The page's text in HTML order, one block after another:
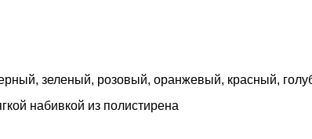
зеленый, розовый, оранжевый, красный,
набивкой из полистирена